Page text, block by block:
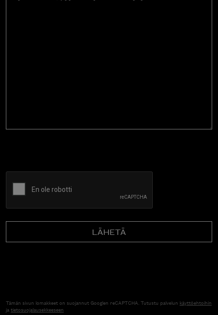
Tämän sivun lomakkeet on suojannut Googlen reCAPTCHA. Tutustu palvelun käyttöehtoihin
jatietosuojalausekkeeseen